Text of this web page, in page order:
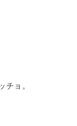
チョ。